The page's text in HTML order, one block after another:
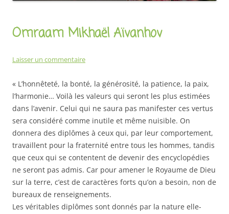
Omraam Mikhaël Aïvanhov
Laisser un commentaire
« L’honnêteté, la bonté, la générosité, la patience, la paix,
l’harmonie… Voilà les valeurs qui seront les plus estimées
dans l’avenir. Celui qui ne saura pas manifester ces vertus
sera considéré comme inutile et même nuisible. On
donnera des diplômes à ceux qui, par leur comportement,
travaillent pour la fraternité entre tous les hommes, tandis
que ceux qui se contentent de devenir des encyclopédies
ne seront pas admis. Car pour amener le Royaume de Dieu
sur la terre, c’est de caractères forts qu’on a besoin, non de
bureaux de renseignements.
Les véritables diplômes sont donnés par la nature elle-